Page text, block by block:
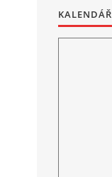
KALENDÁŘ